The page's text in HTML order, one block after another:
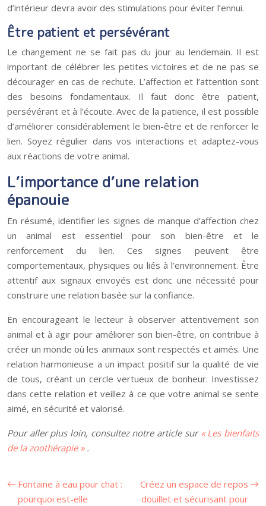
d’intérieur devra avoir des stimulations pour éviter l’ennui.
Être patient et persévérant
Le changement ne se fait pas du jour au lendemain. Il est
important de célébrer les petites victoires et de ne pas se
décourager en cas de rechute. L’affection et l’attention sont
des besoins fondamentaux. Il faut donc être patient,
persévérant et à l’écoute. Avec de la patience, il est possible
d’améliorer considérablement le bien-être et de renforcer le
lien. Soyez régulier dans vos interactions et adaptez-vous
aux réactions de votre animal.
L’importance d’une relation
épanouie
En résumé, identifier les signes de manque d’affection chez
un animal est essentiel pour son bien-être et le
renforcement du lien. Ces signes peuvent être
comportementaux, physiques ou liés à l’environnement. Être
attentif aux signaux envoyés est donc une nécessité pour
construire une relation basée sur la confiance.
En encourageant le lecteur à observer attentivement son
animal et à agir pour améliorer son bien-être, on contribue à
créer un monde où les animaux sont respectés et aimés. Une
relation harmonieuse a un impact positif sur la qualité de vie
de tous, créant un cercle vertueux de bonheur. Investissez
dans cette relation et veillez à ce que votre animal se sente
aimé, en sécurité et valorisé.
Pour aller plus loin, consultez notre article sur « Les bienfaits
de la zoothérapie » .
Fontaine à eau pour chat :
pourquoi est-elle
Créez un espace de repos
douillet et sécurisant pour